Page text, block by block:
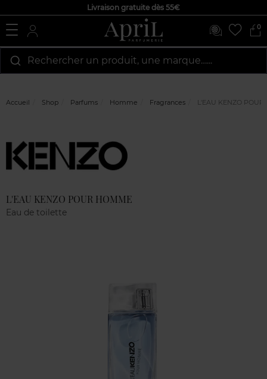
Livraison gratuite dès 55€
0
Rechercher un produit, une marque…...
Accueil Shop Parfums Homme Fragrances L'EAU KENZO
L'EAU KENZO POUR HOMME
Eau de toilette